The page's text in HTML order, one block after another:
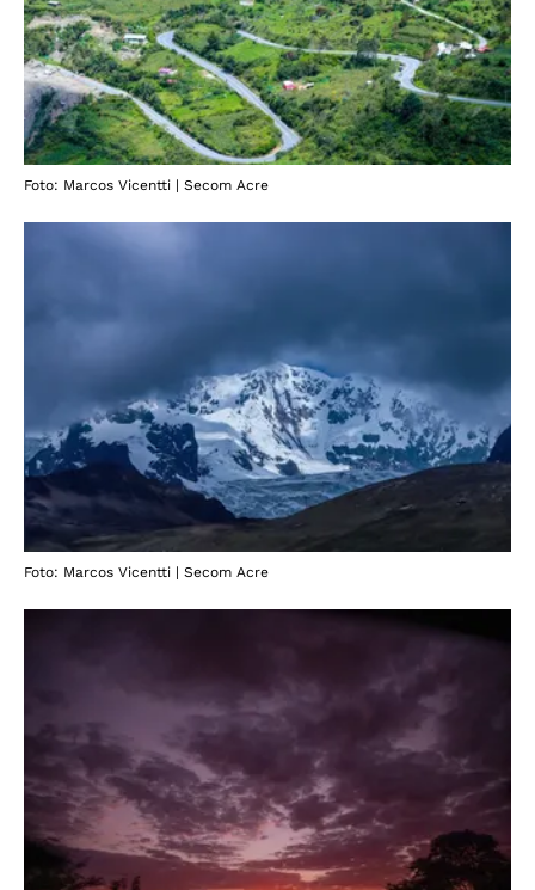
Foto: Marcos Vicentti | Secom Acre
Foto: Marcos Vicentti | Secom Acre